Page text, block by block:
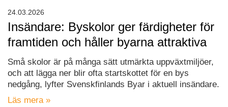
Insändare: Byskolor ger färdigheter för
framtiden och håller byarna attraktiva
Små skolor är på många sätt utmärkta uppväxtmiljöer,
och att lägga ner blir ofta startskottet för en bys
nedgång, lyfter Svenskfinlands Byar i aktuell insändare.
Läs mera »
24.03.2026